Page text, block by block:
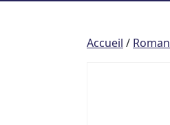
Accueil / Roman